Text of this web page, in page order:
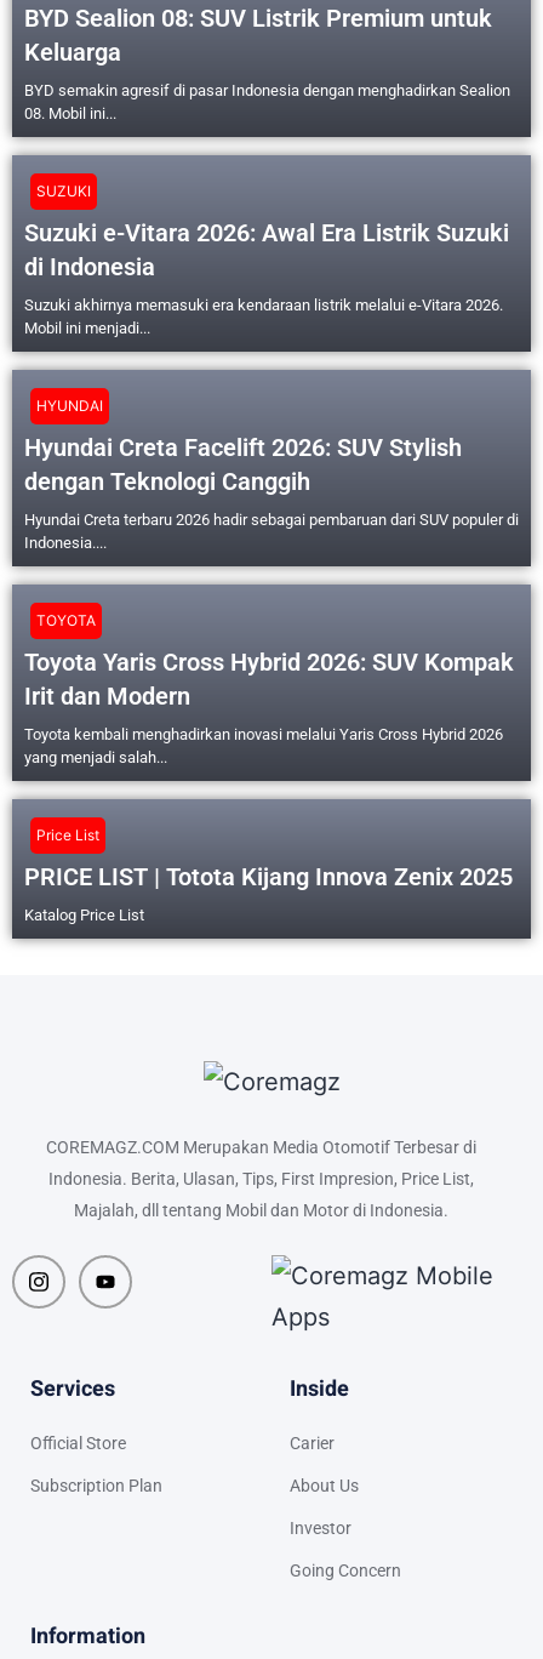
BYD Sealion 08: SUV Listrik Premium untuk
Keluarga
BYD semakin agresif di pasar Indonesia dengan menghadirkan Sealion
08. Mobil ini...
SUZUKI
Suzuki e-Vitara 2026: Awal Era Listrik Suzuki
di Indonesia
Suzuki akhirnya memasuki era kendaraan listrik melalui e-Vitara 2026.
Mobil ini menjadi...
HYUNDAI
Hyundai Creta Facelift 2026: SUV Stylish
dengan Teknologi Canggih
Hyundai Creta terbaru 2026 hadir sebagai pembaruan dari SUV populer di
Indonesia....
TOYOTA
Toyota Yaris Cross Hybrid 2026: SUV Kompak
Irit dan Modern
Toyota kembali menghadirkan inovasi melalui Yaris Cross Hybrid 2026
yang menjadi salah...
Price List
PRICE LIST | Totota Kijang Innova Zenix 2025
Katalog Price List
COREMAGZ.COM Merupakan Media Otomotif Terbesar di
Indonesia. Berita, Ulasan, Tips, First Impresion, Price List,
Majalah, dll tentang Mobil dan Motor di Indonesia.
Services
Official Store
Subscription Plan
Inside
Carier
About Us
Investor
Going Concern
Information